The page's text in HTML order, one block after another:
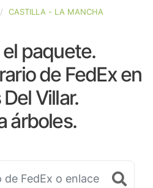
CASTILLA - LA MANCHA
el paquete.
de FedEx en
Villar.
árboles.